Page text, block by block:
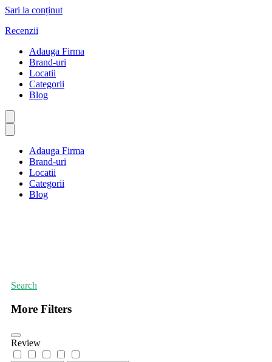
Sari la conținut
Recenzii
Adauga Firma
Brand-uri
Locatii
Categorii
Blog
Adauga Firma
Brand-uri
Locatii
Categorii
Blog
Search
More Filters
Review